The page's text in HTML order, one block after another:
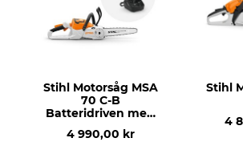
Stihl Motorsåg MSA
70 C-B
Batteridriven med
batteri och laddare
4 990,00 kr
Stihl
4